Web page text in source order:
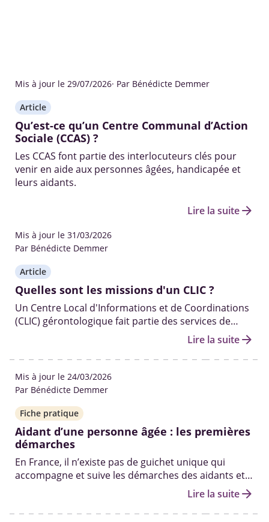
Mis à jour le 29/07/2026· Par Bénédicte Demmer
Article
Qu’est-ce qu’un Centre Communal d’Action
Sociale (CCAS) ?
Les CCAS font partie des interlocuteurs clés pour
venir en aide aux personnes âgées, handicapée et
leurs aidants.
Lire la suitearrow_forward
Mis à jour le 31/03/2026
Par Bénédicte Demmer
Article
Quelles sont les missions d'un CLIC ?
Un Centre Local d'Informations et de Coordinations
(CLIC) gérontologique fait partie des services de
proximité mis en place par le département. Ils sont
dédiés à l’écoute, l’aide et l'accompagnement des
personnes âgées et de leurs aidants.
Lire la suitearrow_forward
Mis à jour le 24/03/2026
Par Bénédicte Demmer
Fiche pratique
Aidant d’une personne âgée : les premières
démarches
En France, il n’existe pas de guichet unique qui
accompagne et suive les démarches des aidants et
de leurs proches tout au long de leurs parcours. Il
n’existe pas non plus de statut d’aidant officiel à
obtenir.
Lire la suitearrow_forward